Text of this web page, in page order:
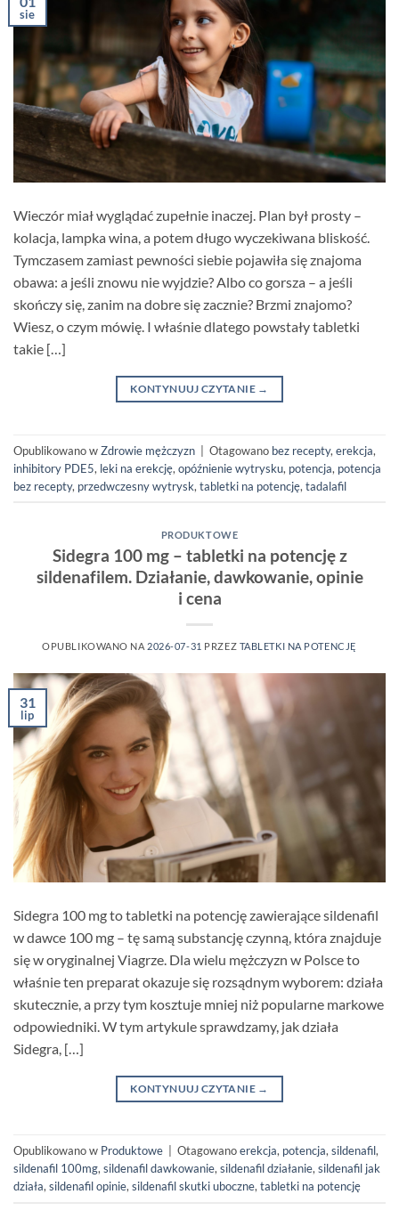
sie
Wieczór miał wyglądać zupełnie inaczej. Plan był prosty –
kolacja, lampka wina, a potem długo wyczekiwana bliskość.
Tymczasem zamiast pewności siebie pojawiła się znajoma
obawa: a jeśli znowu nie wyjdzie? Albo co gorsza – a jeśli
skończy się, zanim na dobre się zacznie? Brzmi znajomo?
Wiesz, o czym mówię. I właśnie dlatego powstały tabletki
takie […]
KONTYNUUJ CZYTANIE →
Opublikowano wZdrowie mężczyzn Otagowano bez recepty, erekcja,
inhibitory PDE5, leki na erekcję, opóźnienie wytrysku, potencja, potencja
bez recepty, przedwczesny wytrysk, tabletki na potencję, tadalafil
PRODUKTOWE
Sidegra 100 mg – tabletki na potencję z
sildenafilem. Działanie, dawkowanie, opinie
i cena
OPUBLIKOWANO NA 2026-07-31 PRZEZ TABLETKI NA POTENCJĘ
31
lip
Sidegra 100 mg to tabletki na potencję zawierające sildenafil
w dawce 100 mg – tę samą substancję czynną, która znajduje
się w oryginalnej Viagrze. Dla wielu mężczyzn w Polsce to
właśnie ten preparat okazuje się rozsądnym wyborem: działa
skutecznie, a przy tym kosztuje mniej niż popularne markowe
odpowiedniki. W tym artykule sprawdzamy, jak działa
Sidegra, […]
KONTYNUUJ CZYTANIE →
Opublikowano w Produktowe Otagowanoerekcja, potencja, sildenafil,
sildenafil 100mg, sildenafil dawkowanie, sildenafil działanie, sildenafil jak
działa, sildenafil opinie, sildenafil skutki uboczne, tabletki na potencję